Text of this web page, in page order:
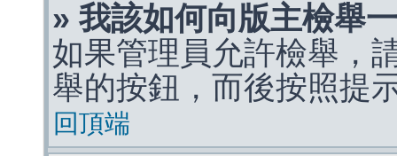
» 我該如何向版主檢舉
如果管理員允許檢舉，
舉的按鈕，而後按照提
回頂端